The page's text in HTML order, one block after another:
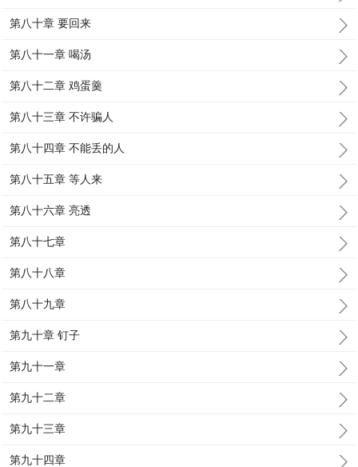
第八十章 要回来
第八十一章 喝汤
第八十二章 鸡蛋羹
第八十三章 不许骗人
第八十四章 不能丢的人
第八十五章 等人来
第八十六章 亮透
第八十七章
第八十八章
第八十九章
第九十章 钉子
第九十一章
第九十二章
第九十三章
第九十四章